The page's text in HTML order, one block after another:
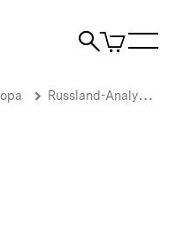
Suche
Artikel
im
Russland-Analysen